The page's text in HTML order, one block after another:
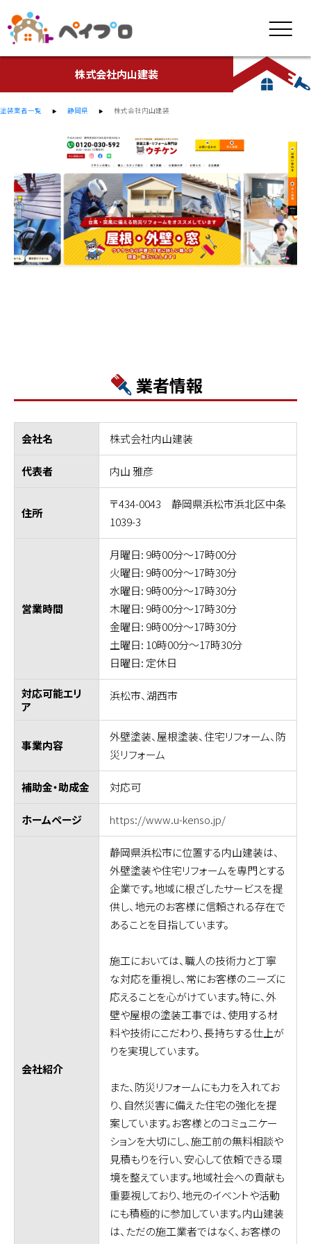
株式会社内山建装
塗装業者一覧 静岡県 株式会社内山建装
業者情報
会社名 株式会社内山建装
代表者 内山 雅彦
住所
〒434-0043 静岡県浜松市浜北区中条
1039-3
営業時間
月曜日: 9時00分～17時00分
火曜日: 9時00分～17時30分
水曜日: 9時00分～17時30分
木曜日: 9時00分～17時30分
金曜日: 9時00分～17時30分
土曜日: 10時00分～17時30分
日曜日: 定休日
対応可能エリ
ア
浜松市、湖西市
事業内容
外壁塗装、屋根塗装、住宅リフォーム、防
災リフォーム
補助金・助成金 対応可
ホームページ https://www.u-kenso.jp/
会社紹介
静岡県浜松市に位置する内山建装は、
外壁塗装や住宅リフォームを専門とする
企業です。地域に根ざしたサービスを提
供し、地元のお客様に信頼される存在で
あることを目指しています。
施工においては、職人の技術力と丁寧
な対応を重視し、常にお客様のニーズに
応えることを心がけています。特に、外
壁や屋根の塗装工事では、使用する材
料や技術にこだわり、長持ちする仕上が
りを実現しています。
また、防災リフォームにも力を入れてお
り、自然災害に備えた住宅の強化を提
案しています。お客様とのコミュニケー
ションを大切にし、施工前の無料相談や
見積もりを行い、安心して依頼できる環
境を整えています。地域社会への貢献も
重要視しており、地元のイベントや活動
にも積極的に参加しています。内山建装
は、ただの施工業者ではなく、お客様の